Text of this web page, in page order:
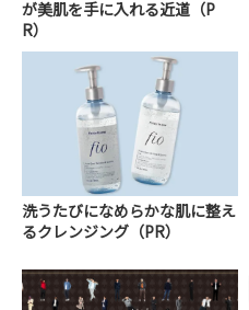
が美肌を手に入れる近道（P
R）
洗うたびになめらかな肌に整え
るクレンジング（PR）